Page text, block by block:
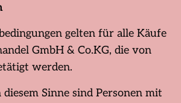
gelten für alle Käufe
GmbH & Co.KG, die von
werden.
Sinne sind Personen mit